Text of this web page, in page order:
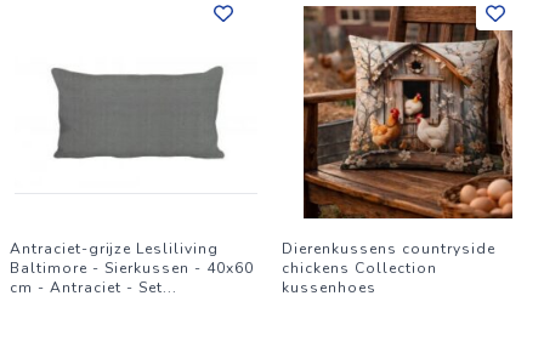
Antraciet-grijze Lesliliving
Baltimore - Sierkussen - 40x60
cm - Antraciet - Set...
Dierenkussens countryside
chickens Collection
kussenhoes